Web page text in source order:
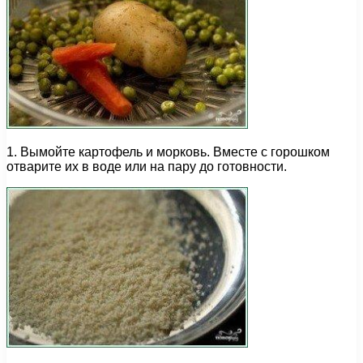
1. Вымойте картофель и морковь. Вместе с горошком
отварите их в воде или на пару до готовности.